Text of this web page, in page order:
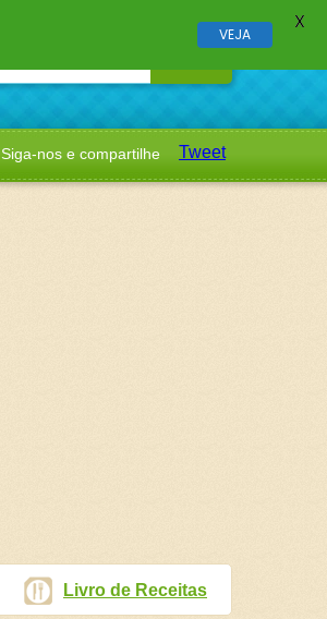
Siga-nos e compartilhe Tweet
Livro de Receitas
VEJA
X